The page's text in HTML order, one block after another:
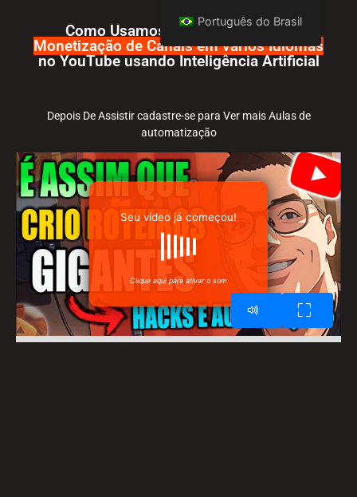
Como Usamos AutomaçõesPara
Monetização de Canais em vários Idiomas
no YouTube usando Inteligência Artificial
Depois De Assistir cadastre-se para Ver mais Aulas de
automatização
Seu vídeo já começou!
Clique aqui para ativar o som
Português do Brasil